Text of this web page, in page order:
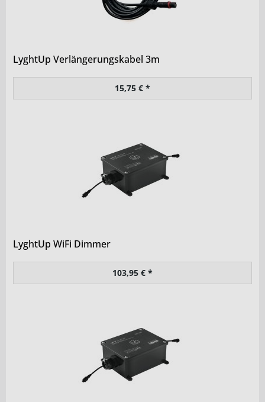
LyghtUp Verlängerungskabel 3m
15,75 € *
LyghtUp WiFi Dimmer
103,95 € *